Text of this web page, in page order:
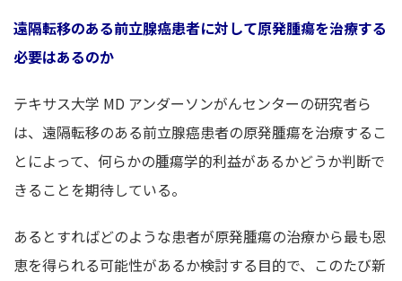
遠隔転移のある前立腺癌患者に対して原発腫瘍を治療する
必要はあるのか
テキサス大学 MD アンダーソンがんセンターの研究者ら
は、遠隔転移のある前立腺癌患者の原発腫瘍を治療するこ
とによって、何らかの腫瘍学的利益があるかどうか判断で
きることを期待している。
あるとすればどのような患者が原発腫瘍の治療から最も恩
恵を得られる可能性があるか検討する目的で、このたび新